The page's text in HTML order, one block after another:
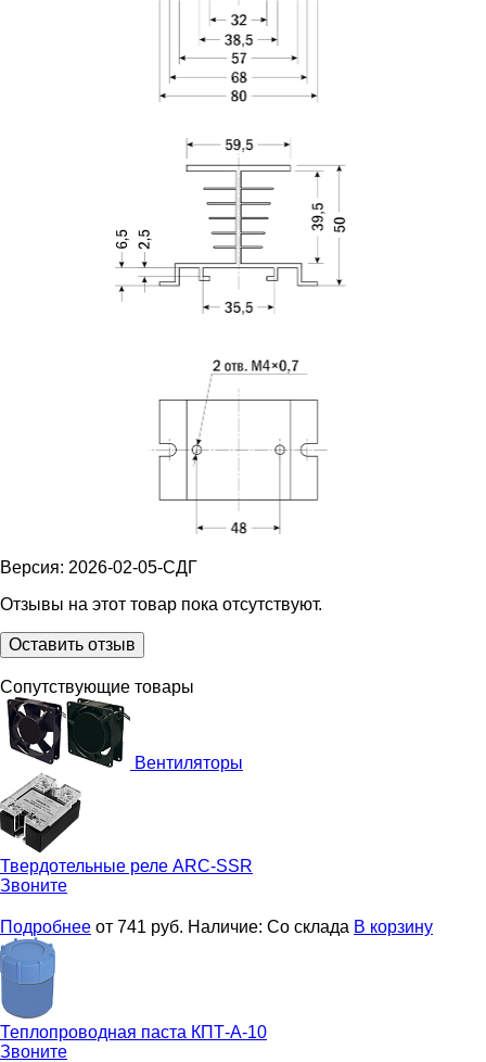
Версия: 2026-02-05-СДГ
Отзывы на этот товар пока отсутствуют.
Оставить отзыв
Сопутствующие товары
Вентиляторы
Твердотельные реле ARC-SSR
Звоните
Подробнее от 741 руб. Наличие: Со склада В корзину
Теплопроводная паста КПТ-А-10
Звоните